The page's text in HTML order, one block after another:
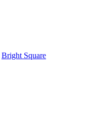
Bright Square